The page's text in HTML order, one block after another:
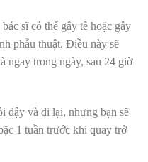
sĩ có thể gây tê hoặc gây
phẫu thuật. Điều này sẽ
ngay trong ngày, sau 24 giờ
dậy và đi lại, nhưng bạn sẽ
1 tuần trước khi quay trở